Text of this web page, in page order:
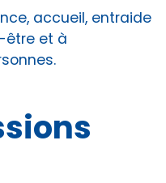
accueil, entraide
être et à